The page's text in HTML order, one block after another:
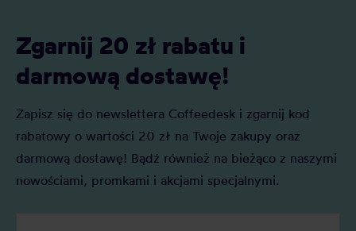
Zgarnij 20 zł rabatu i
darmową dostawę!
Zapisz się do newslettera Coffeedesk i zgarnij kod
rabatowy o wartości 20 zł na Twoje zakupy oraz
darmową dostawę! Bądź również na bieżąco z naszymi
nowościami, promkami i akcjami specjalnymi.